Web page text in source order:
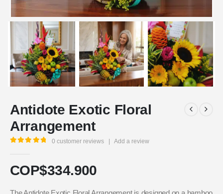
Antidote Exotic Floral
Arrangement
0 customer reviews | Add a review
COP$334.900